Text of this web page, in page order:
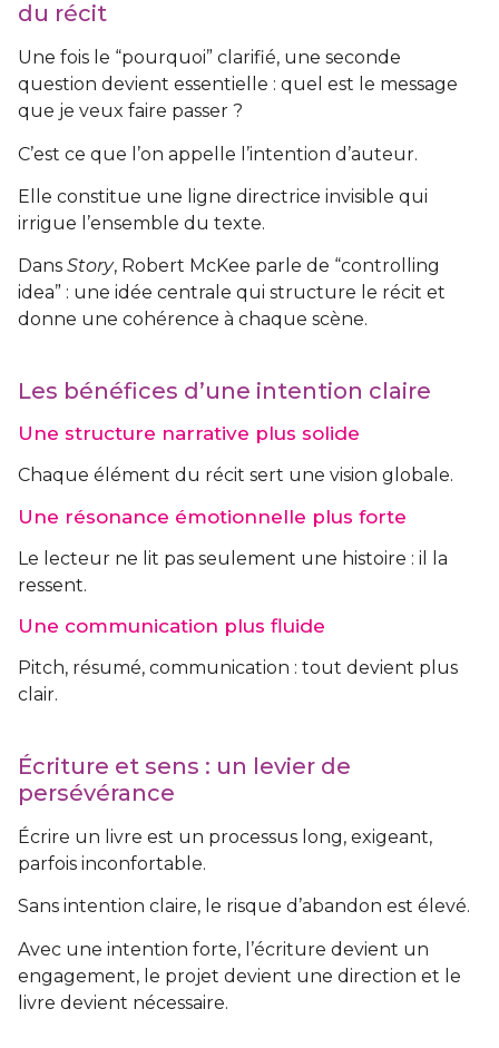
du récit
Une fois le “pourquoi” clarifié, une seconde
question devient essentielle : quel est le message
que je veux faire passer ?
C’est ce que l’on appelle l’intention d’auteur.
Elle constitue une ligne directrice invisible qui
irrigue l’ensemble du texte.
Dans Story, Robert McKee parle de “controlling
idea” : une idée centrale qui structure le récit et
donne une cohérence à chaque scène.
Les bénéfices d’une intention claire
Une structure narrative plus solide
Chaque élément du récit sert une vision globale.
Une résonance émotionnelle plus forte
Le lecteur ne lit pas seulement une histoire : il la
ressent.
Une communication plus fluide
Pitch, résumé, communication : tout devient plus
clair.
Écriture et sens : un levier de
persévérance
Écrire un livre est un processus long, exigeant,
parfois inconfortable.
Sans intention claire, le risque d’abandon est élevé.
Avec une intention forte, l’écriture devient un
engagement, le projet devient une direction et le
livre devient nécessaire.